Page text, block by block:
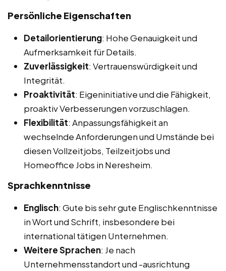
Persönliche Eigenschaften
Detailorientierung: Hohe Genauigkeit und
Aufmerksamkeit für Details.
Zuverlässigkeit: Vertrauenswürdigkeit und
Integrität.
Proaktivität: Eigeninitiative und die Fähigkeit,
proaktiv Verbesserungen vorzuschlagen.
Flexibilität: Anpassungsfähigkeit an
wechselnde Anforderungen und Umstände bei
diesen Vollzeitjobs, Teilzeitjobs und
Homeoffice Jobs in Neresheim.
Sprachkenntnisse
Englisch: Gute bis sehr gute Englischkenntnisse
in Wort und Schrift, insbesondere bei
international tätigen Unternehmen.
Weitere Sprachen: Je nach
Unternehmensstandort und -ausrichtung